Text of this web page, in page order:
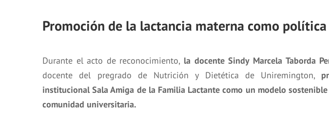
Promoción de la lactancia materna como
Durante el acto de reconocimiento, la docente Sindy Marcela Taborda
docente del pregrado de Nutrición y Dietética de Uniremington,
institucional Sala Amiga de la Familia Lactante como un modelo
comunidad universitaria.